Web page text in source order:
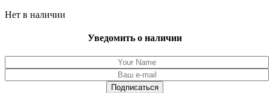
Нет в наличии
Уведомить о наличии